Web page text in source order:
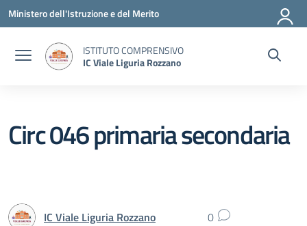
Vai ai contenuti
Vai al menu di navigazione
Vai al footer
Ministero dell'Istruzione e del Merito
ISTITUTO COMPRENSIVO
IC Viale Liguria Rozzano
Circ 046 primaria secondaria
IC Viale Liguria Rozzano 0